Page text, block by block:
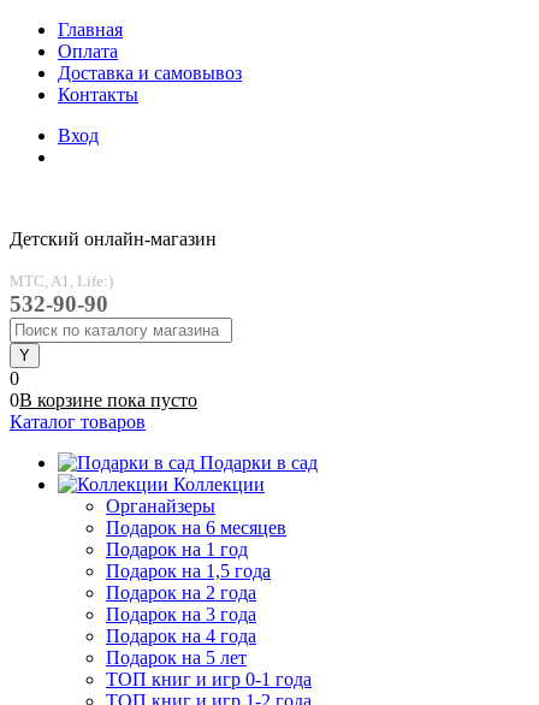
Главная
Оплата
Доставка и самовывоз
Контакты
Вход
Детский онлайн-магазин
MTC, A1, Life:)
532-90-90
0
0В корзине пока пусто
Каталог товаров
Подарки в сад
Коллекции
Органайзеры
Подарок на 6 месяцев
Подарок на 1 год
Подарок на 1,5 года
Подарок на 2 года
Подарок на 3 года
Подарок на 4 года
Подарок на 5 лет
ТОП книг и игр 0-1 года
ТОП книг и игр 1-2 года